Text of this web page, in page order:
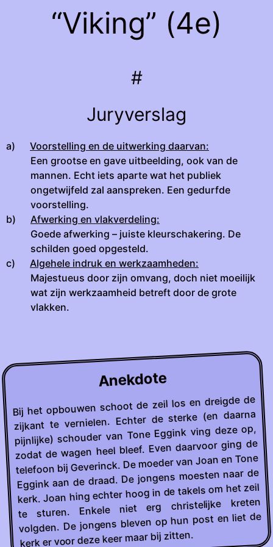
“Viking” (4e)
#
Juryverslag
a) Voorstelling en de uitwerking daarvan:
Een grootse en gave uitbeelding, ook van de
mannen. Echt iets aparte wat het publiek
ongetwijfeld zal aanspreken. Een gedurfde
voorstelling.
b) Afwerking en vlakverdeling:
Goede afwerking – juiste kleurschakering. De
schilden goed opgesteld.
c) Algehele indruk en werkzaamheden:
Majestueus door zijn omvang, doch niet moeilijk
wat zijn werkzaamheid betreft door de grote
vlakken.
Anekdote
Bij het opbouwen schoot de zeil los en dreigde de
zijkant te vernielen. Echter de sterke (en daarna
pijnlijke) schouder van Tone Eggink ving deze op,
zodat de wagen heel bleef. Even daarvoor ging de
telefoon bij Geverinck. De moeder van Joan en Tone
Eggink aan de draad. De jongens moesten naar de
kerk. Joan hing echter hoog in de takels om het zeil
te sturen. Enkele niet erg christelijke kreten
volgden. De jongens bleven op hun post en liet de
kerk er voor deze keer maar bij zitten.